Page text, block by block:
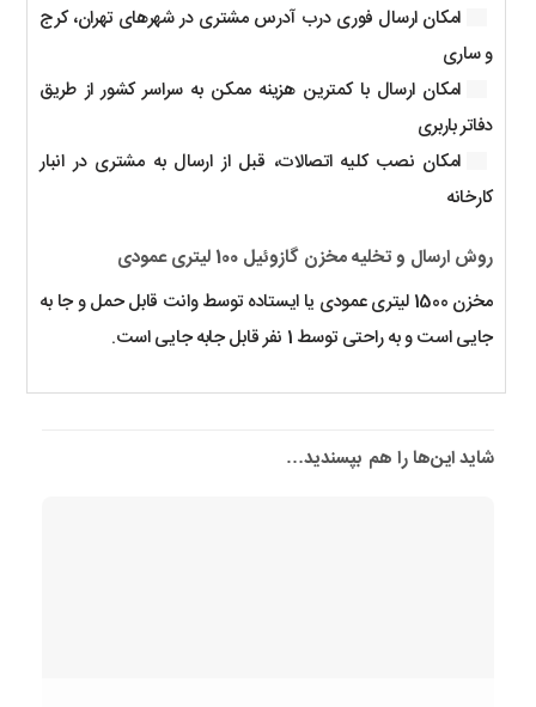
امکان ارسال فوری درب آدرس مشتری در شهرهای تهران، کرج
و ساری
امکان ارسال با کمترین هزینه ممکن به سراسر کشور از طریق
دفاتر باربری
امکان نصب کلیه اتصالات، قبل از ارسال به مشتری در انبار
کارخانه
روش ارسال و تخلیه مخزن گازوئیل 100 لیتری عمودی
مخزن 1500 لیتری عمودی یا ایستاده توسط وانت قابل حمل و جا به
جایی است و به راحتی توسط 1 نفر قابل جابه جایی است.
شاید این‌ها را هم بپسندید…